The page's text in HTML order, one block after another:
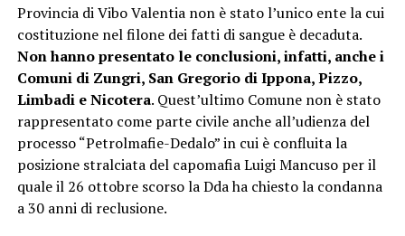
Provincia di Vibo Valentia non è stato l’unico ente la cui
costituzione nel filone dei fatti di sangue è decaduta.
Non hanno presentato le conclusioni, infatti, anche i
Comuni di Zungri, San Gregorio di Ippona, Pizzo,
Limbadi e Nicotera. Quest’ultimo Comune non è stato
rappresentato come parte civile anche all’udienza del
processo “Petrolmafie-Dedalo” in cui è confluita la
posizione stralciata del capomafia Luigi Mancuso per il
quale il 26 ottobre scorso la Dda ha chiesto la condanna
a 30 anni di reclusione.